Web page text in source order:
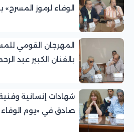
الوفاء لرموز
المهرجان القومي
بالفنان الكبير عبد
شهادات إنسانية
صادق في «يوم الوفاء